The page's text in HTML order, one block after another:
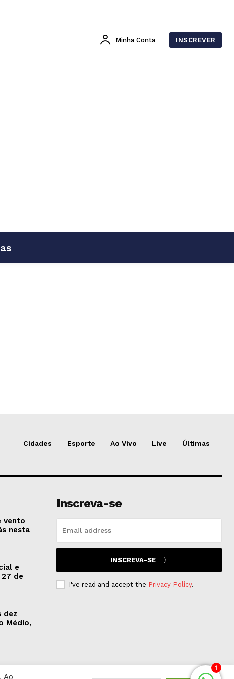
Minha Conta INSCREVER
Cidades Esporte Ao Vivo Live Últimas
vento
nesta
e
de
dez
Médio,
Inscreva-se
INSCREVA-SE
I've read and accept the Privacy Policy.
1
Ao